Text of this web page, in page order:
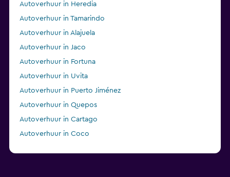
Autoverhuur in Heredia
Autoverhuur in Tamarindo
Autoverhuur in Alajuela
Autoverhuur in Jaco
Autoverhuur in Fortuna
Autoverhuur in Uvita
Autoverhuur in Puerto Jiménez
Autoverhuur in Quepos
Autoverhuur in Cartago
Autoverhuur in Coco